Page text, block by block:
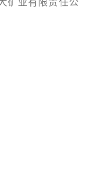
矿业有限责任公